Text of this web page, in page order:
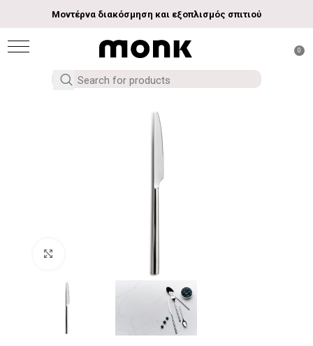
Μοντέρνα διακόσμηση και εξοπλισμός σπιτιού
0